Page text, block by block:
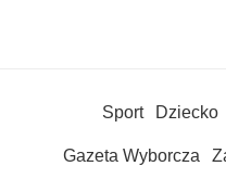
Sport Dziecko
Gazeta Wyborcza